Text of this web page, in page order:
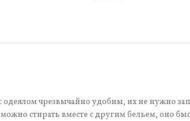
чрезвычайно удобны, их не нужно
стирать вместе с другим бельем, оно